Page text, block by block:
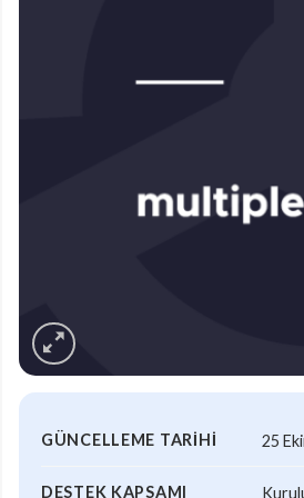
GÜNCELLEME TARIHI 25
DESTEK KAPSAMI